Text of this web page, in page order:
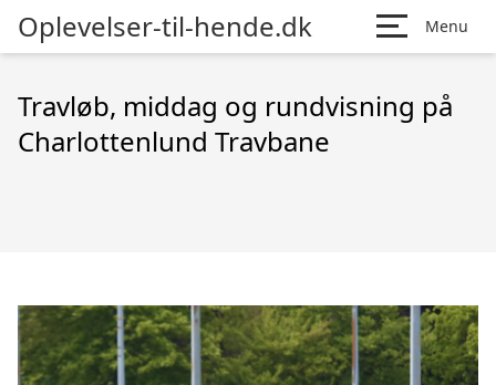
Oplevelser-til-hende.dk Menu
Travløb, middag og rundvisning på
Charlottenlund Travbane